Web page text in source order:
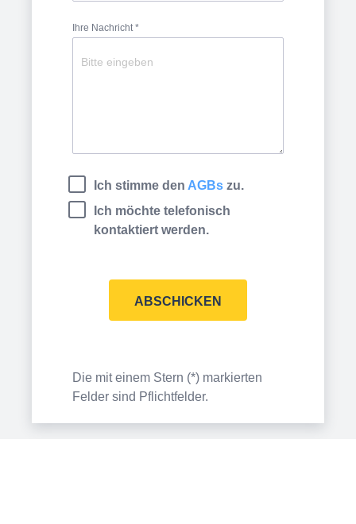
Ihre Nachricht *
Ich stimme den AGBs zu.
Ich möchte telefonisch
kontaktiert werden.
ABSCHICKEN
Die mit einem Stern (*) markierten
Felder sind Pflichtfelder.